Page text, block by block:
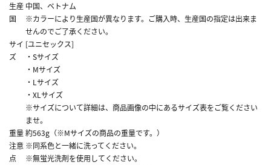
生産
国
中国、ベトナム
※カラーにより生産国が異なります。ご購入時、生産国の指定は出来ま
せんのでご了承ください。
サイ
ズ
[ユニセックス]
・Sサイズ
・Mサイズ
・Lサイズ
・XLサイズ
※サイズについて詳細は、商品画像の中にあるサイズ表をご覧ください
ませ。
重量約563g（※Mサイズの商品の重量です。）
注意
点
※同系色と一緒に洗ってください。
※無蛍光洗剤を使用してください。